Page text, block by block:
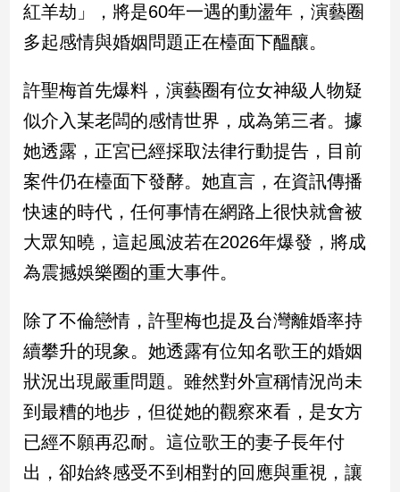
焦
品
點
民
調
國
會
點
觀
兩
岸/
國
際
會/
地
方
紅羊劫」，將是60年一遇的動盪年，演藝圈
多起感情與婚姻問題正在檯面下醞釀。
許聖梅首先爆料，演藝圈有位女神級人物疑
似介入某老闆的感情世界，成為第三者。據
她透露，正宮已經採取法律行動提告，目前
案件仍在檯面下發酵。她直言，在資訊傳播
快速的時代，任何事情在網路上很快就會被
大眾知曉，這起風波若在2026年爆發，將成
為震撼娛樂圈的重大事件。
除了不倫戀情，許聖梅也提及台灣離婚率持
續攀升的現象。她透露有位知名歌王的婚姻
狀況出現嚴重問題。雖然對外宣稱情況尚未
到最糟的地步，但從她的觀察來看，是女方
已經不願再忍耐。這位歌王的妻子長年付
出，卻始終感受不到相對的回應與重視，讓